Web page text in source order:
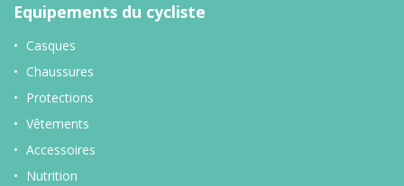
Equipements du cycliste
Casques
Chaussures
Protections
Vêtements
Accessoires
Nutrition